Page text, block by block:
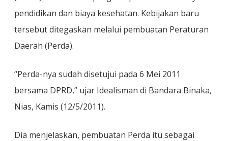
pendidikan dan biaya kesehatan. Kebijakan baru
tersebut ditegaskan melalui pembuatan Peraturan
Daerah (Perda).
“Perda-nya sudah disetujui pada 6 Mei 2011
bersama DPRD,” ujar Idealisman di Bandara Binaka,
Nias, Kamis (12/5/2011).
Dia menjelaskan, pembuatan Perda itu sebagai